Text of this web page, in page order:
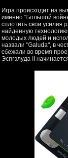
Игра происходит на
именно "Большой
сплотить свои усилия
найденную
молодых людей и
назвали "Galuda", в
сбежали во время
Эспгэлуда II